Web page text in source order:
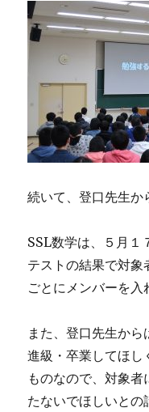
続いて、登口先生か
SSL数学は、５月１
テストの結果で対象
ごとにメンバーを入
また、登口先生か
進級・卒業してほし
ものなので、対象
たないでほしいと